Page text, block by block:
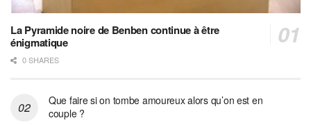
La Pyramide noire de Benben continue à être
énigmatique
0 SHARES
Que faire si on tombe amoureux alors qu’on est en
couple ?